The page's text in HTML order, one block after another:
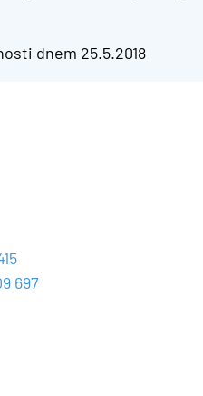
dnem 25.5.2018
697